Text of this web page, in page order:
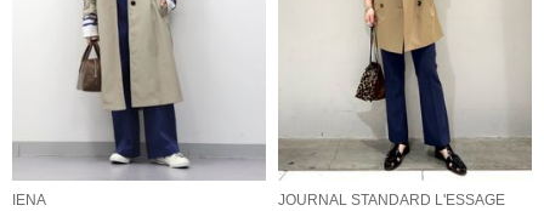
IENA
JOURNAL STANDARD L'ESSAGE